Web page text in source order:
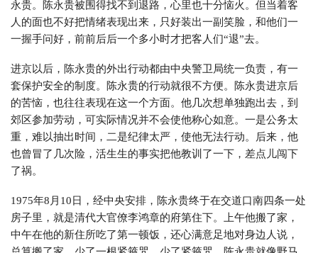
永贵。陈永贵被围得找不到退路，心里也十分恼火。但当着客
人的面也不好把情绪表现出来，只好装出一副笑脸，和他们一
一握手问好，前前后后一个多小时才把客人们“退”去。
进京以后，陈永贵的外出行动都由中央警卫局统一负责，有一
套保护安全的制度。陈永贵的行动就很不方便。陈永贵进京后
的苦恼，也往往表现在这一个方面。他几次想单独跑出去，到
郊区参加劳动，可实际情况并不会使他称心如意。一是公务太
重，难以抽出时间，二是纪律太严，使他无法行动。后来，他
也曾冒了几次险，活生生的事实把他教训了一下，差点儿闯下
了祸。
1975年8月10日，经中央安排，陈永贵终于在交道口南四条一处
房子里，就是清代大官僚李鸿章的府第住下。上午他搬了家，
中午在他的新住所吃了第一顿饭，还心满意足地对身边人说，